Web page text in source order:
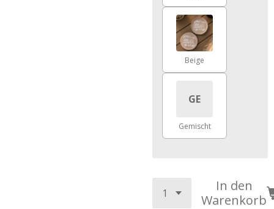
Beige
GE
Gemischt
In den
Warenkorb